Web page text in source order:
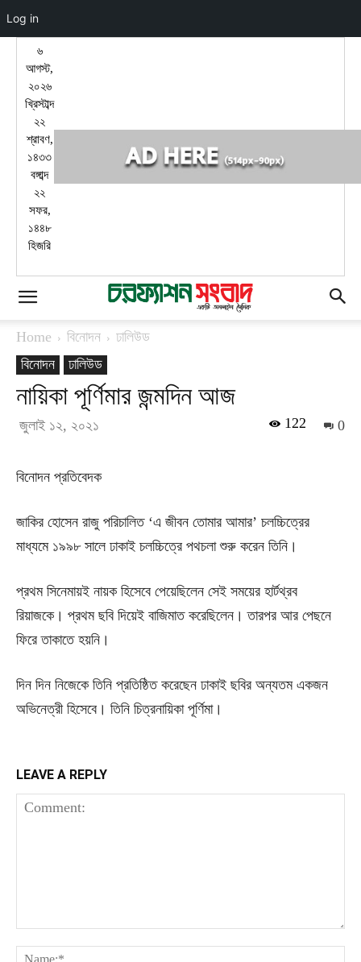
৬
আগস্ট,
২০২৬
খ্রিস্টাব্দ
২২
শ্রাবণ,
১৪৩৩
বঙ্গাব্দ
২২
সফর,
১৪৪৮
হিজরি
Home বিনোদন
ঢালিউড
বিনোদন
ঢালিউড
নায়িকা পূর্ণিমার জন্মদিন আজ
জুলাই ১২, ২০২১ 0
122
বিনোদন প্রতিবেদক
জাকির হোসেন রাজু পরিচালিত ‘এ জীবন তোমার আমার’ চলচ্চিত্রের
মাধ্যমে ১৯৯৮ সালে ঢাকাই চলচ্চিত্রে পথচলা শুরু করেন তিনি।
প্রথম সিনেমায়ই নায়ক হিসেবে পেয়েছিলেন সেই সময়ের হার্টথ্রব
রিয়াজকে। প্রথম ছবি দিয়েই বাজিমাত করেছিলেন। তারপর আর পেছনে
ফিরে তাকাতে হয়নি।
দিন দিন নিজেকে তিনি প্রতিষ্ঠিত করেছেন ঢাকাই ছবির অন্যতম একজন
অভিনেত্রী হিসেবে। তিনি চিত্রনায়িকা পূর্ণিমা।
LEAVE A REPLY
Log in